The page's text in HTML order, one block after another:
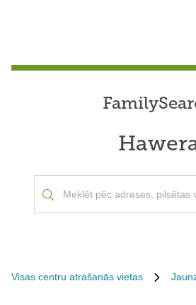
Visas centru atrašanās vietas